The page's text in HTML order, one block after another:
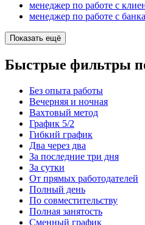
менеджер по работе с
менеджер по работе с
Показать ещё
Быстрые фильтры
Без опыта работы
Вечерняя и ночная
Вахтовый метод
График 5/2
Гибкий график
Два через два
За последние три дня
За сутки
От прямых работодателей
Полный день
По совместительству
Полная занятость
Сменный график